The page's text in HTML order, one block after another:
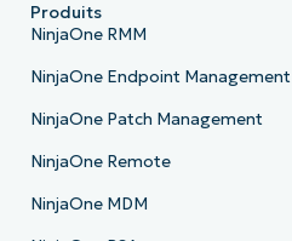
Produits
NinjaOne RMM
NinjaOne Endpoint Management
NinjaOne Patch Management
NinjaOne Remote
NinjaOne MDM